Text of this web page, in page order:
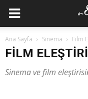
Ana Sayfa Sinema Film
FILM
Sinema ve film